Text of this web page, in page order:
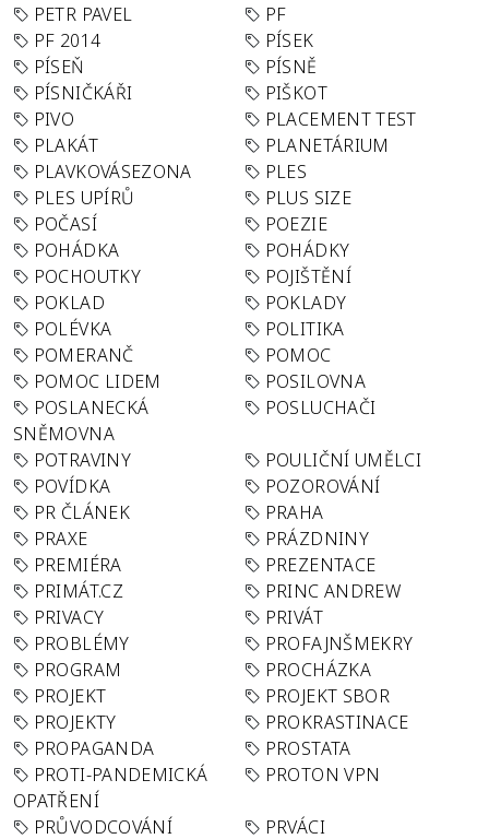
PETR PAVEL
PF
PF 2014
PÍSEK
PÍSEŇ
PÍSNĚ
PÍSNIČKÁŘI
PIŠKOT
PIVO
PLACEMENT TEST
PLAKÁT
PLANETÁRIUM
PLAVKOVÁSEZONA
PLES
PLES UPÍRŮ
PLUS SIZE
POČASÍ
POEZIE
POHÁDKA
POHÁDKY
POCHOUTKY
POJIŠTĚNÍ
POKLAD
POKLADY
POLÉVKA
POLITIKA
POMERANČ
POMOC
POMOC LIDEM
POSILOVNA
POSLANECKÁ
SNĚMOVNA
POSLUCHAČI
POTRAVINY
POULIČNÍ UMĚLCI
POVÍDKA
POZOROVÁNÍ
PR ČLÁNEK
PRAHA
PRAXE
PRÁZDNINY
PREMIÉRA
PREZENTACE
PRIMÁT.CZ
PRINC ANDREW
PRIVACY
PRIVÁT
PROBLÉMY
PROFAJNŠMEKRY
PROGRAM
PROCHÁZKA
PROJEKT
PROJEKT SBOR
PROJEKTY
PROKRASTINACE
PROPAGANDA
PROSTATA
PROTI-PANDEMICKÁ
OPATŘENÍ
PROTON VPN
PRŮVODCOVÁNÍ
PRVÁCI